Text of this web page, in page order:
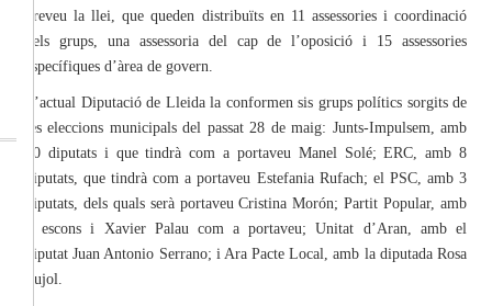
preveu la llei, que queden distribuïts en 11 assessories i coordinació
dels grups, una assessoria del cap de l’oposició i 15 assessories
específiques d’àrea de govern.
L’actual Diputació de Lleida la conformen sis grups polítics sorgits de
les eleccions municipals del passat 28 de maig: Junts-Impulsem, amb
10 diputats i que tindrà com a portaveu Manel Solé; ERC, amb 8
diputats, que tindrà com a portaveu Estefania Rufach; el PSC, amb 3
diputats, dels quals serà portaveu Cristina Morón; Partit Popular, amb
2 escons i Xavier Palau com a portaveu; Unitat d’Aran, amb el
diputat Juan Antonio Serrano; i Ara Pacte Local, amb la diputada Rosa
Pujol.